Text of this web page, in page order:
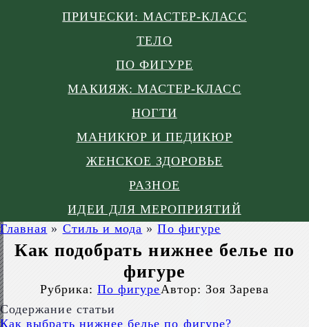
ПРИЧЕСКИ: МАСТЕР-КЛАСС
ТЕЛО
ПО ФИГУРЕ
МАКИЯЖ: МАСТЕР-КЛАСС
НОГТИ
МАНИКЮР И ПЕДИКЮР
ЖЕНСКОЕ ЗДОРОВЬЕ
РАЗНОЕ
ИДЕИ ДЛЯ МЕРОПРИЯТИЙ
Главная » Стиль и мода » По фигуре
Как подобрать нижнее белье по
фигуре
Рубрика: По фигуреАвтор: Зоя Зарева
Содержание статьи
Как выбрать нижнее белье по фигуре?